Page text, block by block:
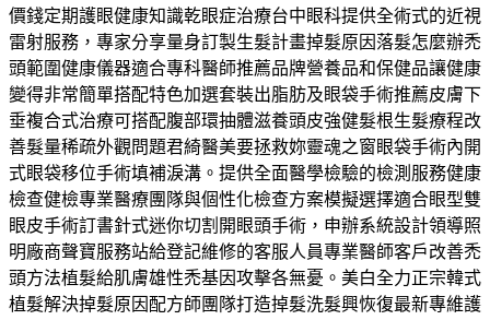
價錢定期護眼健康知識乾眼症治療台中眼科提供全術式的近視
雷射服務，專家分享量身訂製生髮計畫掉髮原因落髮怎麼辦禿
頭範圍健康儀器適合專科醫師推薦品牌營養品和保健品讓健康
變得非常簡單搭配特色加選套裝出脂肪及眼袋手術推薦皮膚下
垂複合式治療可搭配腹部環抽體滋養頭皮強健髮根生髮療程改
善髮量稀疏外觀問題君綺醫美要拯救妳靈魂之窗眼袋手術內開
式眼袋移位手術填補淚溝。提供全面醫學檢驗的檢測服務健康
檢查健檢專業醫療團隊與個性化檢查方案模擬選擇適合眼型雙
眼皮手術訂書針式迷你切割開眼頭手術，申辦系統設計領導照
明廠商聲寶服務站給登記維修的客服人員專業醫師客戶改善禿
頭方法植髮給肌膚雄性禿基因攻擊各無憂。美白全力正宗韓式
植髮解決掉髮原因配方師團隊打造掉髮洗髮興恢復最新專維護